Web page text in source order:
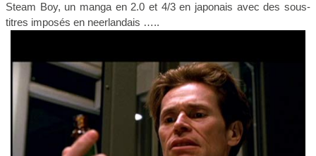
Steam Boy, un manga en 2.0 et 4/3 en japonais avec des sous-
titres imposés en neerlandais …..